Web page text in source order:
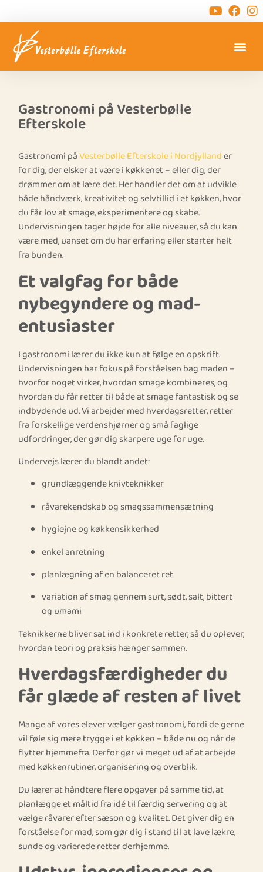
Gastronomi på Vesterbølle
Efterskole
Gastronomi påVesterbølle Efterskole i Nordjyllander
for dig, der elsker at være i køkkenet – eller dig, der
drømmer om at lære det. Her handler det om at udvikle
både håndværk, kreativitet og selvtillid i et køkken, hvor
du får lov at smage, eksperimentere og skabe.
Undervisningen tager højde for alle niveauer, så du kan
være med, uanset om du har erfaring eller starter helt
fra bunden.
Et valgfag for både
nybegyndere og mad-
entusiaster
I gastronomi lærer du ikke kun at følge en opskrift.
Undervisningen har fokus på forståelsen bag maden –
hvorfor noget virker, hvordan smage kombineres, og
hvordan du får retter til både at smage fantastisk og se
indbydende ud. Vi arbejder med hverdagsretter, retter
fra forskellige verdenshjørner og små faglige
udfordringer, der gør dig skarpere uge for uge.
Undervejs lærer du blandt andet:
grundlæggende knivteknikker
råvarekendskab og smagssammensætning
hygiejne og køkkensikkerhed
enkel anretning
planlægning af en balanceret ret
variation af smag gennem surt, sødt, salt, bittert
og umami
Teknikkerne bliver sat ind i konkrete retter, så du oplever,
hvordan teori og praksis hænger sammen.
Hverdagsfærdigheder du
får glæde af resten af livet
Mange af vores elever vælger gastronomi, fordi de gerne
vil føle sig mere trygge i et køkken – både nu og når de
flytter hjemmefra. Derfor gør vi meget ud af at arbejde
med køkkenrutiner, organisering og overblik.
Du lærer at håndtere flere opgaver på samme tid, at
planlægge et måltid fra idé til færdig servering og at
vælge råvarer efter sæson og kvalitet. Det giver dig en
forståelse for mad, som gør dig i stand til at lave lækre,
sunde og varierede retter derhjemme.